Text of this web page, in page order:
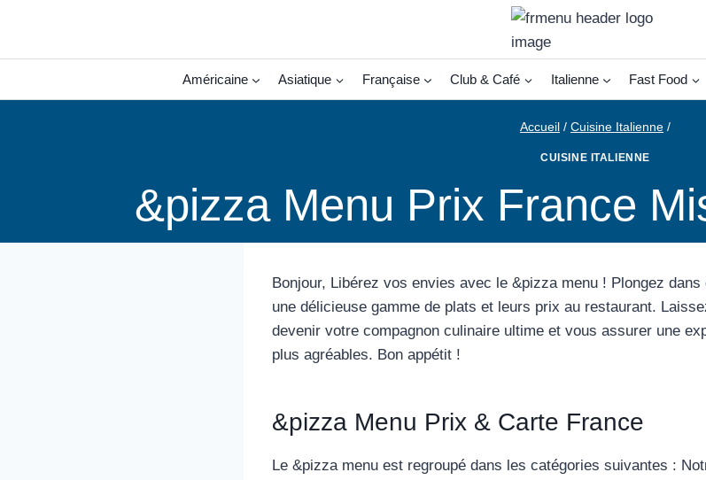
contenu
Américaine Asiatique Française Club & Café Italienne Fast Food
Accueil / Cuisine Italienne /
CUISINE ITALIENNE
&pizza Menu Prix France
Bonjour, Libérez vos envies avec le &pizza menu ! Plongez
une délicieuse gamme de plats et leurs prix au restaurant.
devenir votre compagnon culinaire ultime et vous assurer une
plus agréables. Bon appétit !
&pizza Menu Prix & Carte France
Le &pizza menu est regroupé dans les catégories suivantes :